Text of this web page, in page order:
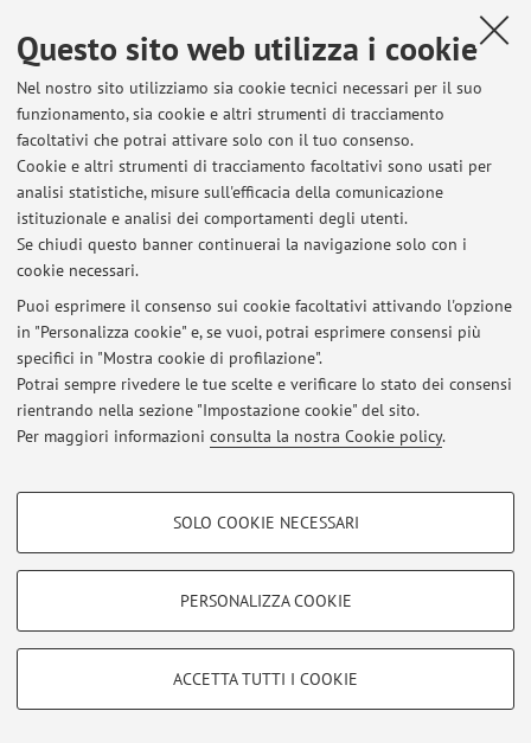
Questo sito web utilizza i cookie
Nel nostro sito utilizziamo sia cookie tecnici necessari per il suo
funzionamento, sia cookie e altri strumenti di tracciamento
facoltativi che potrai attivare solo con il tuo consenso.
Cookie e altri strumenti di tracciamento facoltativi sono usati per
analisi statistiche, misure sull'efficacia della comunicazione
istituzionale e analisi dei comportamenti degli utenti.
Se chiudi questo banner continuerai la navigazione solo con i
cookie necessari.
Puoi esprimere il consenso sui cookie facoltativi attivando l'opzione
in "Personalizza cookie" e, se vuoi, potrai esprimere consensi più
specifici in "Mostra cookie di profilazione".
Potrai sempre rivedere le tue scelte e verificare lo stato dei consensi
rientrando nella sezione "Impostazione cookie" del sito.
Per maggiori informazioni consulta la nostra Cookie policy.
COOKIE DI PROFILAZIONE - FACOLTATIVI
COOKIE TECNICI - NECESSARI
Si tratta di cookie tecnici utilizzati, a titolo esemplificativo, per il corretto
SOLO COOKIE NECESSARI
PERSONALIZZA COOKIE
ACCETTA TUTTI I COOKIE
Contenuti utili
Al momento non sono presenti contenuti.
Ultimi avvisi
Al momento non sono presenti avvisi.
Area riservata
Accedi tramiteloginper gestire tutti i contenuti del sito.
© 2026 - ALMA MATER STUDIORUM - Università di Bologna - Via
Zamboni, 33 - 40126 Bologna - Partita IVA: 01131710376